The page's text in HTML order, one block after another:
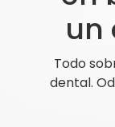
un
Todo
dental.